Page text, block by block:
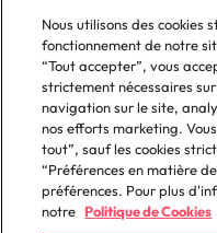
Nous utilisons des cookies
fonctionnement de notre
“Tout accepter”, vous
strictement nécessaires
navigation sur le site,
nos efforts marketing.
tout”, sauf les cookies
“Préférences en matière
préférences. Pour plus
notre Politique de Cookies